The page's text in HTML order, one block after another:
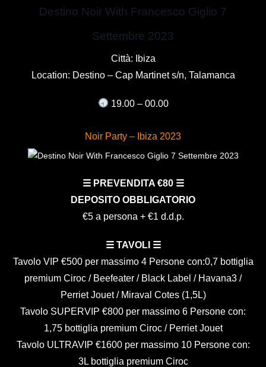
Destino Noir With Francesco Giglio 7
Settembre 2023
Città: Ibiza
Location: Destino – Cap Martinet s/n, Talamanca
19.00 – 00.00
Noir Party – Ibiza 2023
☰ PREVENDITA €80 ☰
DEPOSITO OBBLIGATORIO
€5 a persona + €1 d.d.p.
☰ TAVOLI ☰
Tavolo VIP €500 per massimo 4 Persone con:0,7 bottiglia
premium Ciroc / Beefeater / Black Label / Havana3 /
Perriet Jouet / Miraval Cotes (1,5L)
Tavolo SUPERVIP €800 per massimo 6 Persone con:
1,75 bottiglia premium Ciroc / Perriet Jouet
Tavolo ULTRAVIP €1600 per massimo 10 Persone con:
3L bottiglia premium Ciroc